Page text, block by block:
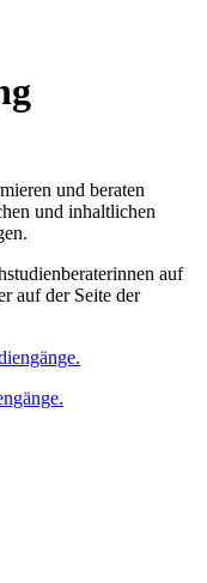
und beraten
und inhaltlichen
auf
auf der Seite der